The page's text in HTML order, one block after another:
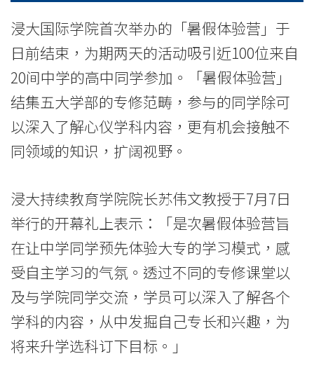
生
投
入
大
专
生
活
学
院
消
息
浸大国际学院首次举办的「暑假体验营」于
日前结束，为期两天的活动吸引近100位来自
20间中学的高中同学参加。「暑假体验营」
结集五大学部的专修范畴，参与的同学除可
以深入了解心仪学科内容，更有机会接触不
同领域的知识，扩阔视野。
浸大持续教育学院院长苏伟文教授于7月7日
举行的开幕礼上表示：「是次暑假体验营旨
在让中学同学预先体验大专的学习模式，感
受自主学习的气氛。透过不同的专修课堂以
及与学院同学交流，学员可以深入了解各个
学科的内容，从中发掘自己专长和兴趣，为
将来升学选科订下目标。」